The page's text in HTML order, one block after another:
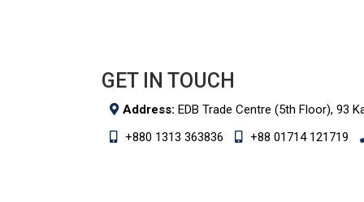
GET IN TOUCH
Address: EDB Trade Centre (5th Floor), 93
+880 1313 363836
+88 01714 121719